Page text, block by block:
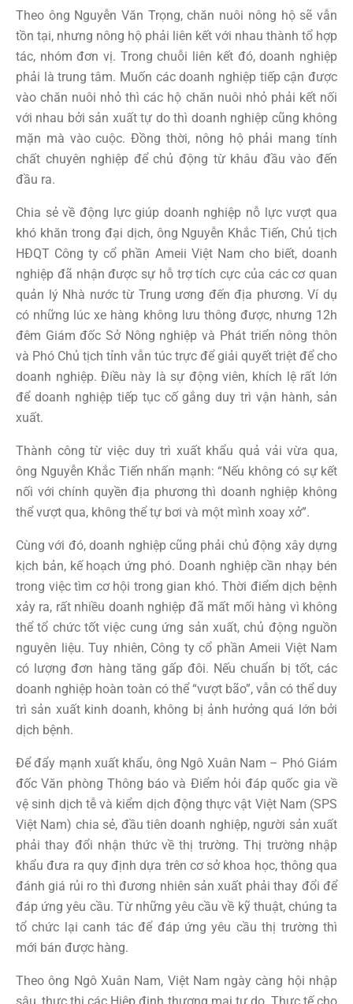
Theo ông Nguyễn Văn Trọng, chăn nuôi nông hộ sẽ vẫn
tồn tại, nhưng nông hộ phải liên kết với nhau thành tổ hợp
tác, nhóm đơn vị. Trong chuỗi liên kết đó, doanh nghiệp
phải là trung tâm. Muốn các doanh nghiệp tiếp cận được
vào chăn nuôi nhỏ thì các hộ chăn nuôi nhỏ phải kết nối
với nhau bởi sản xuất tự do thì doanh nghiệp cũng không
mặn mà vào cuộc. Đồng thời, nông hộ phải mang tính
chất chuyên nghiệp để chủ động từ khâu đầu vào đến
đầu ra.
Chia sẻ về động lực giúp doanh nghiệp nỗ lực vượt qua
khó khăn trong đại dịch, ông Nguyễn Khắc Tiến, Chủ tịch
HĐQT Công ty cổ phần Ameii Việt Nam cho biết, doanh
nghiệp đã nhận được sự hỗ trợ tích cực của các cơ quan
quản lý Nhà nước từ Trung ương đến địa phương. Ví dụ
có những lúc xe hàng không lưu thông được, nhưng 12h
đêm Giám đốc Sở Nông nghiệp và Phát triển nông thôn
và Phó Chủ tịch tỉnh vẫn túc trực để giải quyết triệt để cho
doanh nghiệp. Điều này là sự động viên, khích lệ rất lớn
để doanh nghiệp tiếp tục cố gắng duy trì vận hành, sản
xuất.
Thành công từ việc duy trì xuất khẩu quả vải vừa qua,
ông Nguyễn Khắc Tiến nhấn mạnh: “Nếu không có sự kết
nối với chính quyền địa phương thì doanh nghiệp không
thể vượt qua, không thể tự bơi và một mình xoay xở”.
Cùng với đó, doanh nghiệp cũng phải chủ động xây dựng
kịch bản, kế hoạch ứng phó. Doanh nghiệp cần nhạy bén
trong việc tìm cơ hội trong gian khó. Thời điểm dịch bệnh
xảy ra, rất nhiều doanh nghiệp đã mất mối hàng vì không
thể tổ chức tốt việc cung ứng sản xuất, chủ động nguồn
nguyên liệu. Tuy nhiên, Công ty cổ phần Ameii Việt Nam
có lượng đơn hàng tăng gấp đôi. Nếu chuẩn bị tốt, các
doanh nghiệp hoàn toàn có thể “vượt bão”, vẫn có thể duy
trì sản xuất kinh doanh, không bị ảnh hưởng quá lớn bởi
dịch bệnh.
Để đẩy mạnh xuất khẩu, ông Ngô Xuân Nam – Phó Giám
đốc Văn phòng Thông báo và Điểm hỏi đáp quốc gia về
vệ sinh dịch tễ và kiểm dịch động thực vật Việt Nam (SPS
Việt Nam) chia sẻ, đầu tiên doanh nghiệp, người sản xuất
phải thay đổi nhận thức về thị trường. Thị trường nhập
khẩu đưa ra quy định dựa trên cơ sở khoa học, thông qua
đánh giá rủi ro thì đương nhiên sản xuất phải thay đổi để
đáp ứng yêu cầu. Từ những yêu cầu về kỹ thuật, chúng ta
tổ chức lại canh tác để đáp ứng yêu cầu thị trường thì
mới bán được hàng.
Theo ông Ngô Xuân Nam, Việt Nam ngày càng hội nhập
sâu, thực thi các Hiệp định thương mại tự do. Thực tế cho